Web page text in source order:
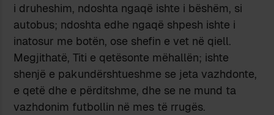
i druheshim, ndoshta ngaqë ishte i bëshëm, si
autobus; ndoshta edhe ngaqë shpesh ishte i
inatosur me botën, ose shefin e vet në qiell.
Megjithatë, Titi e qetësonte mëhallën; ishte
shenjë e pakundërshtueshme se jeta vazhdonte,
e qetë dhe e përditshme, dhe se ne mund ta
vazhdonim futbollin në mes të rrugës.